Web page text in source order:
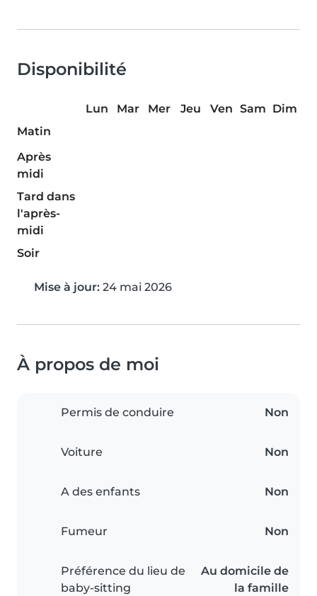
Disponibilité
Lun Mar Mer Jeu Ven Sam Dim
Matin
Après
midi
Tard dans
l'après-
midi
Soir
Mise à jour: 24 mai 2026
À propos de moi
Permis de conduire Non
Voiture Non
A des enfants Non
Fumeur Non
Préférence du lieu de
baby-sitting
Au domicile de
la famille